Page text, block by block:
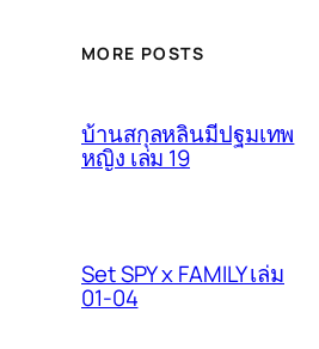
MORE POSTS
บ้านสกุลหลินมีปฐมเทพ
หญิง เล่ม 19
Set SPY x FAMILY เล่ม
01-04